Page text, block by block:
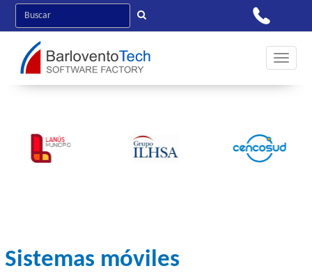
Toggle
Sistemas móviles